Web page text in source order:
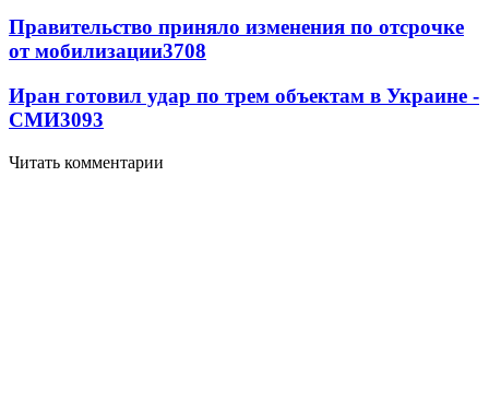
Правительство приняло изменения по отсрочке
от мобилизации3708
Иран готовил удар по трем объектам в Украине -
СМИ3093
Читать комментарии